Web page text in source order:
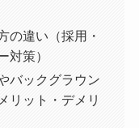
の違い（採用・
対策）
バックグラウン
リット・デメリ